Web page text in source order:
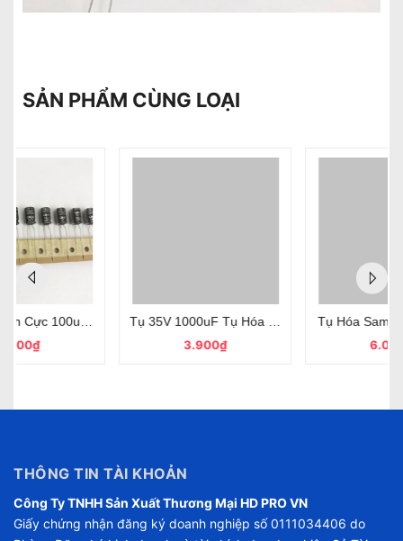
SẢN PHẨM CÙNG LOẠI
Nichicon
Chính Hãng SamWha 8x12mm
Tụ 35V 1000uF Tụ Hóa Phân Cực Chính Hãng Samwha
Tụ Hóa Samwha 2200uF 35V
THÔNG TIN TÀI KHOẢN
Công Ty TNHH Sản Xuất Thương Mại HD PRO VN
Giấy chứng nhận đăng ký doanh nghiệp số 0111034406 do